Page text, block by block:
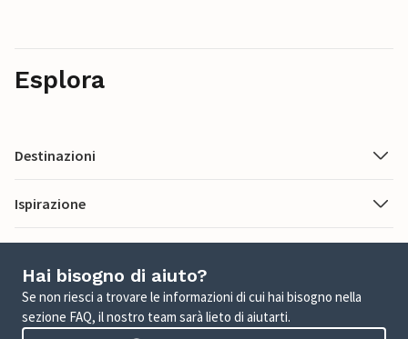
Esplora
Destinazioni
Ispirazione
Hai bisogno di aiuto?
Se non riesci a trovare le informazioni di cui hai bisogno nella
sezione FAQ, il nostro team sarà lieto di aiutarti.